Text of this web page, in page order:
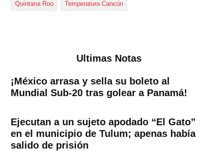
Quintana Roo Temperatura Cancún
Ultimas Notas
¡México arrasa y sella su boleto al
Mundial Sub-20 tras golear a Panamá!
Ejecutan a un sujeto apodado “El Gato”
en el municipio de Tulum; apenas había
salido de prisión